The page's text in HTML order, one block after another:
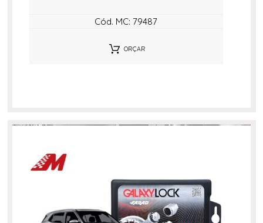
Cód. MC: 79487
ORÇAR